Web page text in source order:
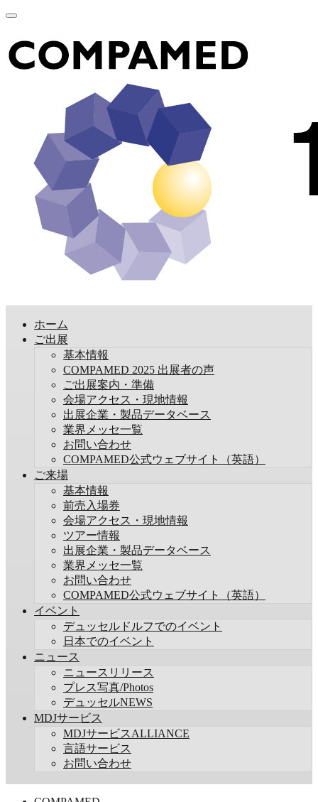
ホーム
ご出展
基本情報
COMPAMED 2025 出展者の声
ご出展案内・準備
会場アクセス・現地情報
出展企業・製品データベース
業界メッセ一覧
お問い合わせ
COMPAMED公式ウェブサイト（英語）
ご来場
基本情報
前売入場券
会場アクセス・現地情報
ツアー情報
出展企業・製品データベース
業界メッセ一覧
お問い合わせ
COMPAMED公式ウェブサイト（英語）
イベント
デュッセルドルフでのイベント
日本でのイベント
ニュース
ニュースリリース
プレス写真/Photos
デュッセルNEWS
MDJサービス
MDJサービスALLIANCE
言語サービス
お問い合わせ